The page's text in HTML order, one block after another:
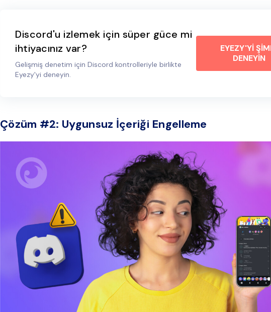
Discord'u izlemek için süper güce mi
ihtiyacınız var?
Gelişmiş denetim için Discord kontrolleriyle birlikte
Eyezy'yi deneyin.
EYEZY'Yİ
DENEYİN
Çözüm #2: Uygunsuz İçeriği Engelleme